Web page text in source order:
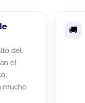
del
el
mucho